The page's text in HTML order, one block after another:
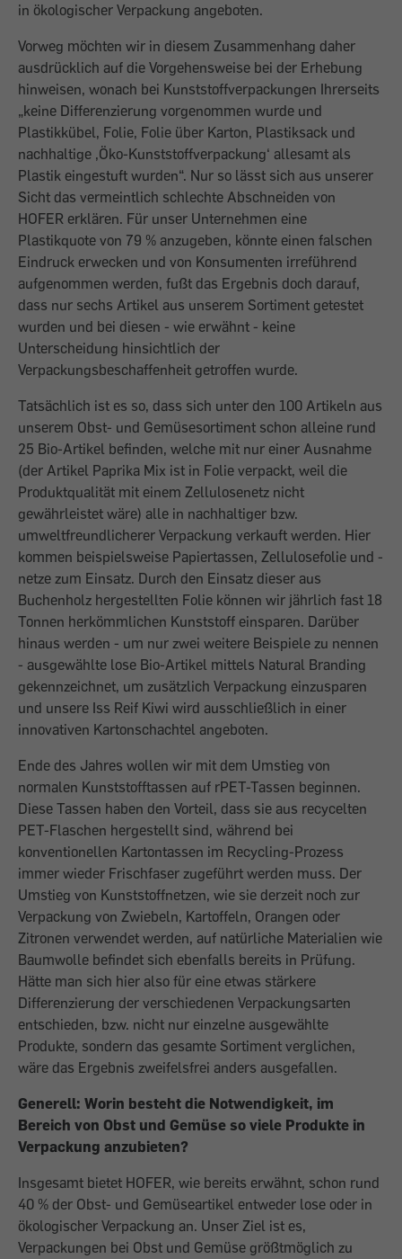
in ökologischer Verpackung angeboten.
Vorweg möchten wir in diesem Zusammenhang daher
ausdrücklich auf die Vorgehensweise bei der Erhebung
hinweisen, wonach bei Kunststoffverpackungen Ihrerseits
„keine Differenzierung vorgenommen wurde und
Plastikkübel, Folie, Folie über Karton, Plastiksack und
nachhaltige ‚Öko-Kunststoffverpackung‘ allesamt als
Plastik eingestuft wurden“. Nur so lässt sich aus unserer
Sicht das vermeintlich schlechte Abschneiden von
HOFER erklären. Für unser Unternehmen eine
Plastikquote von 79 % anzugeben, könnte einen falschen
Eindruck erwecken und von Konsumenten irreführend
aufgenommen werden, fußt das Ergebnis doch darauf,
dass nur sechs Artikel aus unserem Sortiment getestet
wurden und bei diesen - wie erwähnt - keine
Unterscheidung hinsichtlich der
Verpackungsbeschaffenheit getroffen wurde.
Tatsächlich ist es so, dass sich unter den 100 Artikeln aus
unserem Obst- und Gemüsesortiment schon alleine rund
25 Bio-Artikel befinden, welche mit nur einer Ausnahme
(der Artikel Paprika Mix ist in Folie verpackt, weil die
Produktqualität mit einem Zellulosenetz nicht
gewährleistet wäre) alle in nachhaltiger bzw.
umweltfreundlicherer Verpackung verkauft werden. Hier
kommen beispielsweise Papiertassen, Zellulosefolie und -
netze zum Einsatz. Durch den Einsatz dieser aus
Buchenholz hergestellten Folie können wir jährlich fast 18
Tonnen herkömmlichen Kunststoff einsparen. Darüber
hinaus werden - um nur zwei weitere Beispiele zu nennen
- ausgewählte lose Bio-Artikel mittels Natural Branding
gekennzeichnet, um zusätzlich Verpackung einzusparen
und unsere Iss Reif Kiwi wird ausschließlich in einer
innovativen Kartonschachtel angeboten.
Ende des Jahres wollen wir mit dem Umstieg von
normalen Kunststofftassen auf rPET-Tassen beginnen.
Diese Tassen haben den Vorteil, dass sie aus recycelten
PET-Flaschen hergestellt sind, während bei
konventionellen Kartontassen im Recycling-Prozess
immer wieder Frischfaser zugeführt werden muss. Der
Umstieg von Kunststoffnetzen, wie sie derzeit noch zur
Verpackung von Zwiebeln, Kartoffeln, Orangen oder
Zitronen verwendet werden, auf natürliche Materialien wie
Baumwolle befindet sich ebenfalls bereits in Prüfung.
Hätte man sich hier also für eine etwas stärkere
Differenzierung der verschiedenen Verpackungsarten
entschieden, bzw. nicht nur einzelne ausgewählte
Produkte, sondern das gesamte Sortiment verglichen,
wäre das Ergebnis zweifelsfrei anders ausgefallen.
Generell: Worin besteht die Notwendigkeit, im
Bereich von Obst und Gemüse so viele Produkte in
Verpackung anzubieten?
Insgesamt bietet HOFER, wie bereits erwähnt, schon rund
40 % der Obst- und Gemüseartikel entweder lose oder in
ökologischer Verpackung an. Unser Ziel ist es,
Verpackungen bei Obst und Gemüse größtmöglich zu